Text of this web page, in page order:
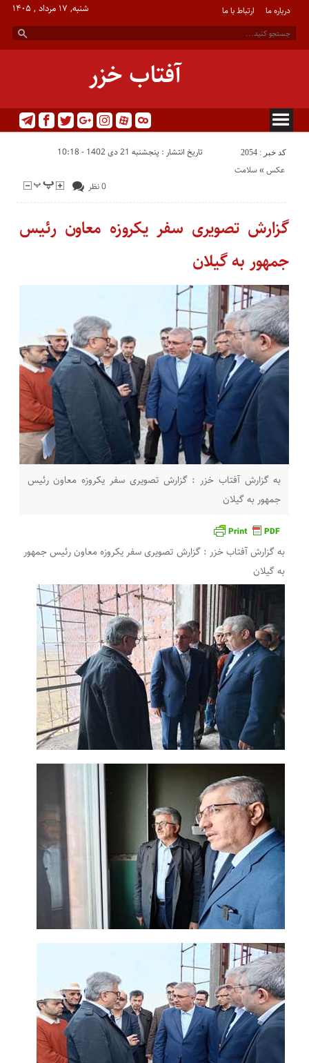
درباره ما ارتباط با ما شنبه, ۱۷ مرداد , ۱۴۰۵
آفتاب خزر
کد خبر : 2054 تاریخ انتشار : پنجشنبه 21 دی 1402 - 10:18
سلامت «عکس
گزارش تصویری سفر یکروزه معاون رئیس
جمهور به گیلان
به گزارش آفتاب خزر : گزارش تصویری سفر یکروزه معاون رئیس
جمهور به گیلان
به گزارش آفتاب خزر : گزارش تصویری سفر یکروزه معاون رئیس جمهور
به گیلان